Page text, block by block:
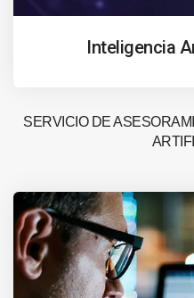
Inteligencia
SERVICIO DE